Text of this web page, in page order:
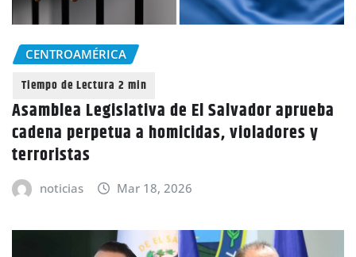
CENTROAMÉRICA
Asamblea Legislativa de El Salvador aprueba
cadena perpetua a homicidas, violadores y
terroristas
noticias Mar 18, 2026